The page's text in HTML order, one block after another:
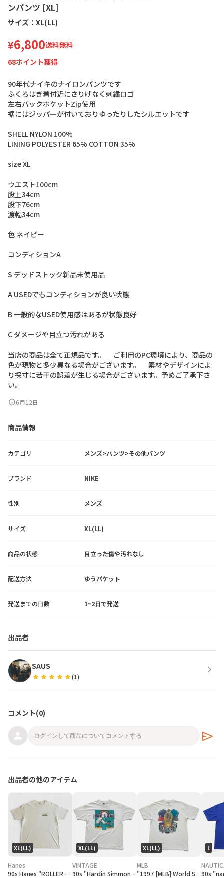
ンパンツ [XL]
サイズ： XL(LL)
¥6,800送料無料
68ポイント獲得
90年代ナイキのナイ ロンパンツです
ふく ろはぎ着付近にさりげなく 刺繍ロゴ
左右バックポケッ トZip使用
裾にはジッパーが付いておりゆったり したシルエッ トです
SHELL NYLON 100%
LINING POLYESTER 65% COTTON 35%
sizeXL
ウエス ト100cm
股上34cm
股下76cm
渡幅34cm
色 ネイ ビー
コ ンディ ショ ンA
S デッ ドス ト ック新品未使用品
A USEDでもコ ンディ ショ ンが良い状態
B 一般的なUSED使用感はあるが状態良好
C ダメージや目立つ汚れがある
当店の商品は全て正規品です。 ご利用のPC環境によ り、 商品の
色が現物と多少異なる場合がございます。 素材やデザイ ンによ
り採寸に若干の誤差が生じる場合がございます。 予めご了承下さ
い。
schedule6月12日
商品情報
カテゴリ メンズ>パンツ>その他パンツ
ブランド NIKE
性別 メンズ
サイズ XL(LL)
商品の状態 目立った傷や汚れなし
配送方法 ゆうパケット
発送までの日数 1~2日で発送
出品者
SAUS
star star star star star(1) chevron_right
コメント(0)
send
出品者の他のアイテム
XL(LL)
Hanes
90s Hanes "ROLLER FROG LIFEFORMS International" T-Shirt ライフフォームズ ローラーフロッグ Tシャツ [XL]
XL(LL)
VINTAGE
90s "Hardin Simmons University Cowboy Baseball" T-Shirt ハーディン シモンズ大学 カウボーイズベースボール Tシャツ [XL]
XL(LL)
MLB
"1997 [MLB] World Series Cleveland Indians vs Florida Marlins" T-Shirt [XL]
L